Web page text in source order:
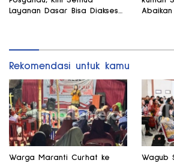
Layanan Dasar Bisa Diakses
Rekomendasi untuk kamu
Warga Maranti Curhat ke
Wagub